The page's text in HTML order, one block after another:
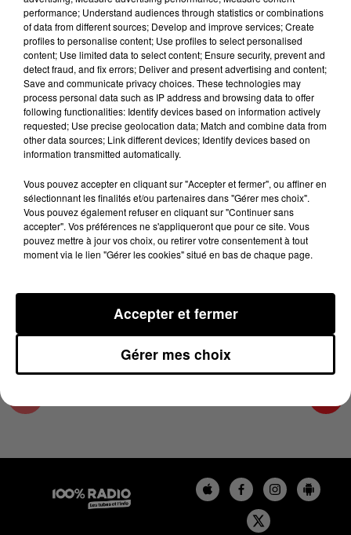
Lecture (4 min 26 sec)
100%
100% Radio les infos de l'Ariege
28 août 2024 - 4 min 26 sec
LES INFOS DE L'ARIEGE DU 28/08/2024 À
07H00
Podcasts infos de l'Ariège
performance; Understand audiences through statistics or combinations
of data from different sources; Develop and improve services; Create
profiles to personalise content; Use profiles to select personalised
content; Use limited data to select content; Ensure security, prevent and
detect fraud, and fix errors; Deliver and present advertising and content;
Save and communicate privacy choices. These technologies may
process personal data such as IP address and browsing data to offer
following functionalities: Identify devices based on information actively
requested; Use precise geolocation data; Match and combine data from
other data sources; Link different devices; Identify devices based on
information transmitted automatically.
Vous pouvez accepter en cliquant sur "Accepter et fermer", ou affiner en
sélectionnant les finalités et/ou partenaires dans "Gérer mes choix".
Vous pouvez également refuser en cliquant sur "Continuer sans
accepter". Vos préférences ne s'appliqueront que pour ce site. Vous
pouvez mettre à jour vos choix, ou retirer votre consentement à tout
moment via le lien "Gérer les cookies" situé en bas de chaque page.
Gérer mes choix
Accepter et fermer